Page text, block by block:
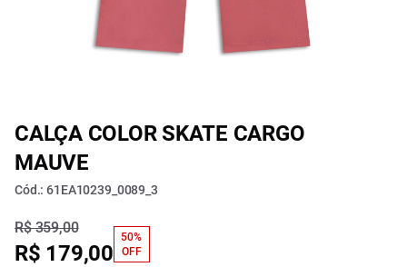
CALÇA COLOR SKATE CARGO
MAUVE
Cód.: 61EA10239_0089_3
R$ 359,00
R$ 179,00
50%
OFF